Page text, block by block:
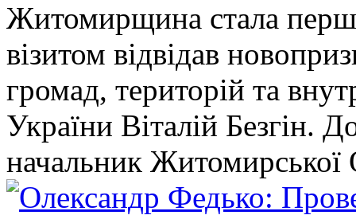
Житомирщина стала
візитом відвідав
громад, територій та
України Віталій Безгін.
начальник